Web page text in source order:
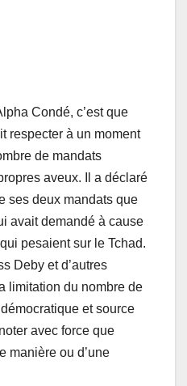
Condé, c’est que
respecter à un moment
de mandats
aveux. Il a déclaré
ses deux mandats que
avait demandé à cause
pesaient sur le Tchad.
Deby et d’autres
limitation du nombre de
et source
avec force que
manière ou d’une